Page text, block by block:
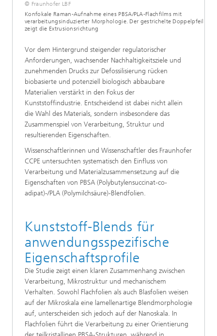
© Fraunhofer LBF
Konfokale Raman-Aufnahme eines PBSA/PLA-Flachfilms mit
verarbeitungsinduzierter Morphologie. Der gestrichelte Doppelpfeil
zeigt die Extrusionsrichtung
Vor dem Hintergrund steigender regulatorischer
Anforderungen, wachsender Nachhaltigkeitsziele und
zunehmenden Drucks zur Defossilisierung rücken
biobasierte und potenziell biologisch abbaubare
Materialien verstärkt in den Fokus der
Kunststoffindustrie. Entscheidend ist dabei nicht allein
die Wahl des Materials, sondern insbesondere das
Zusammenspiel von Verarbeitung, Struktur und
resultierenden Eigenschaften.
Wissenschaftlerinnen und Wissenschaftler des Fraunhofer
CCPE untersuchten systematisch den Einfluss von
Verarbeitung und Materialzusammensetzung auf die
Eigenschaften von PBSA (Polybutylensuccinat-co-
adipat)-/PLA (Polymilchsäure)-Blendfolien.
Kunststoff-Blends für
anwendungsspezifische
Eigenschaftsprofile
Die Studie zeigt einen klaren Zusammenhang zwischen
Verarbeitung, Mikrostruktur und mechanischem
Verhalten. Sowohl Flachfolien als auch Blasfolien weisen
auf der Mikroskala eine lamellenartige Blendmorphologie
auf, unterscheiden sich jedoch auf der Nanoskala. In
Flachfolien führt die Verarbeitung zu einer Orientierung